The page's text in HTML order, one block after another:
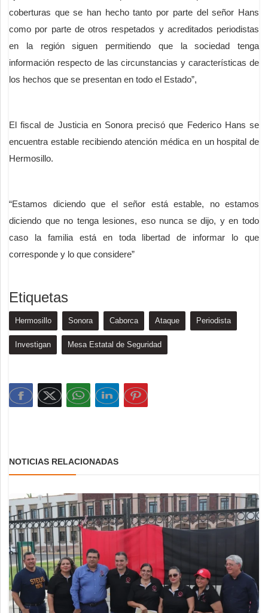
coberturas que se han hecho tanto por parte del señor Hans
como por parte de otros respetados y acreditados periodistas
en la región siguen permitiendo que la sociedad tenga
información respecto de las circunstancias y características de
los hechos que se presentan en todo el Estado”,
El fiscal de Justicia en Sonora precisó que Federico Hans se
encuentra estable recibiendo atención médica en un hospital de
Hermosillo.
“Estamos diciendo que el señor está estable, no estamos
diciendo que no tenga lesiones, eso nunca se dijo, y en todo
caso la familia está en toda libertad de informar lo que
corresponde y lo que considere”
Etiquetas
Hermosillo Sonora Caborca Ataque Periodista
Investigan Mesa Estatal de Seguridad
NOTICIAS RELACIONADAS